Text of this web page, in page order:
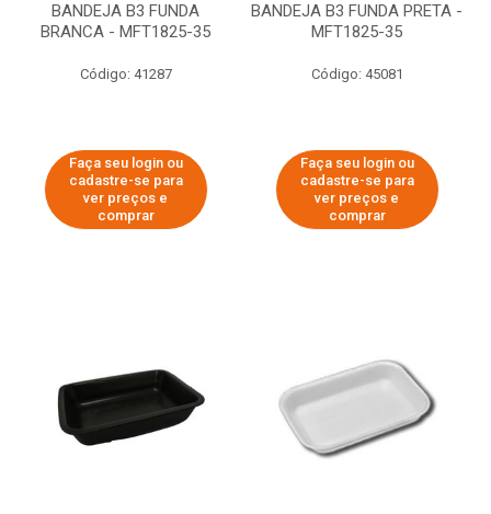
BANDEJA B3 FUNDA
BRANCA - MFT1825-35
Código: 41287
Faça seu login ou
cadastre-se para
ver preços e
comprar
BANDEJA B3 FUNDA PRETA -
MFT1825-35
Código: 45081
Faça seu login ou
cadastre-se para
ver preços e
comprar